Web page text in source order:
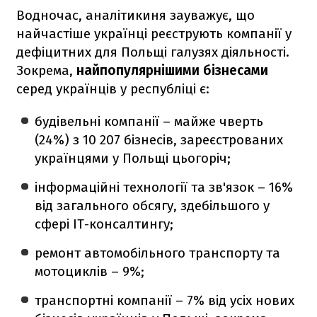
Водночас, аналітикиня зауважує, що
найчастіше українці реєструють компанії у
дефіцитних для Польщі галузях діяльності.
Зокрема, найпопулярнішими бізнесами
серед українців у республіці є:
будівельні компанії – майже чверть
(24%) з 10 207 бізнесів, зареєстрованих
українцями у Польщі цьогоріч;
інформаційні технології та зв'язок – 16%
від загального обсягу, здебільшого у
сфері IT-консалтингу;
ремонт автомобільного транспорту та
мотоциклів – 9%;
транспортні компанії – 7% від усіх нових